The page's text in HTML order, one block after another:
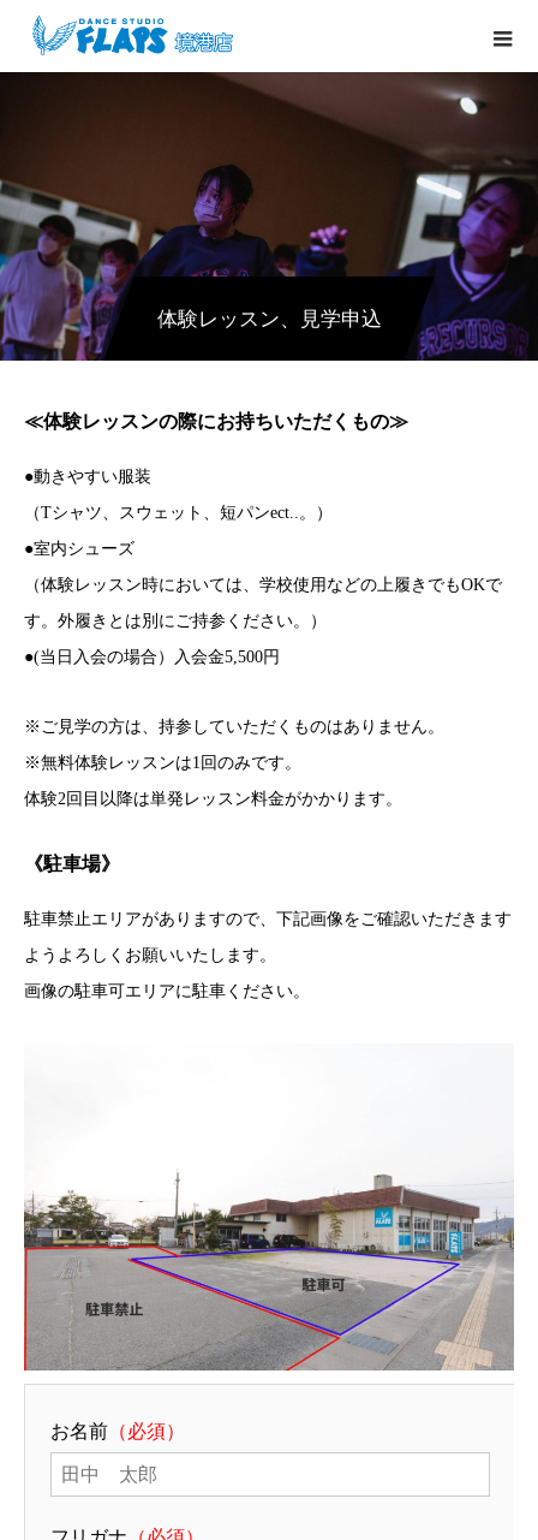
体験レッスン、見学申込
≪体験レッスンの際にお持ちいただくもの≫
●動きやすい服装
（Tシャツ、スウェット、短パンect..。）
●室内シューズ
（体験レッスン時においては、学校使用などの上履きでもOKで
す。外履きとは別にご持参ください。）
●(当日入会の場合）入会金5,500円
※ご見学の方は、持参していただくものはありません。
※無料体験レッスンは1回のみです。
体験2回目以降は単発レッスン料金がかかります。
《駐車場》
駐車禁止エリアがありますので、下記画像をご確認いただきます
ようよろしくお願いいたします。
画像の駐車可エリアに駐車ください。
お名前 （必須）